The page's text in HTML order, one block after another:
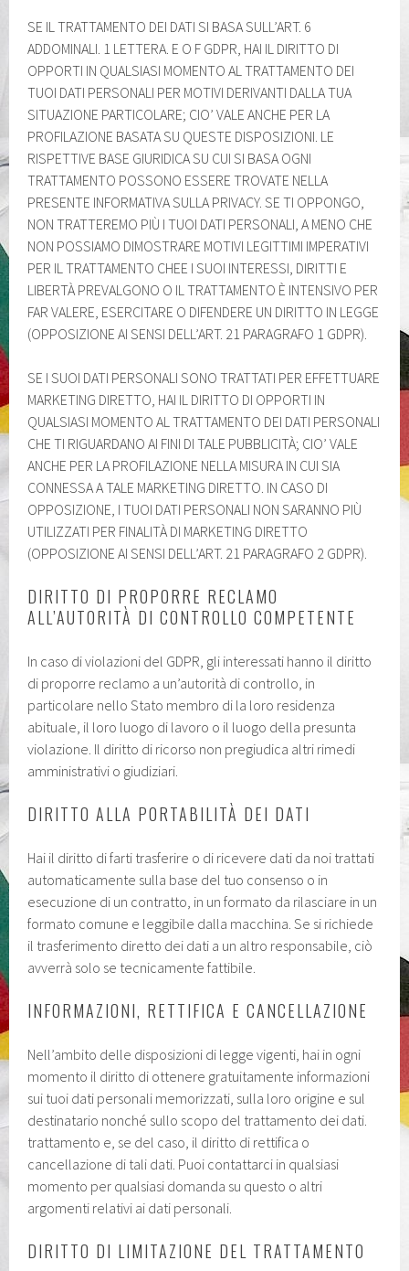
SE IL TRATTAMENTO DEI DATI SI BASA SULL’ART. 6
ADDOMINALI. 1 LETTERA. E O F GDPR, HAI IL DIRITTO DI
OPPORTI IN QUALSIASI MOMENTO AL TRATTAMENTO DEI
TUOI DATI PERSONALI PER MOTIVI DERIVANTI DALLA TUA
SITUAZIONE PARTICOLARE; CIO’ VALE ANCHE PER LA
PROFILAZIONE BASATA SU QUESTE DISPOSIZIONI. LE
RISPETTIVE BASE GIURIDICA SU CUI SI BASA OGNI
TRATTAMENTO POSSONO ESSERE TROVATE NELLA
PRESENTE INFORMATIVA SULLA PRIVACY. SE TI OPPONGO,
NON TRATTEREMO PIÙ I TUOI DATI PERSONALI, A MENO CHE
NON POSSIAMO DIMOSTRARE MOTIVI LEGITTIMI IMPERATIVI
PER IL TRATTAMENTO CHEE I SUOI ​​INTERESSI, DIRITTI E
LIBERTÀ PREVALGONO O IL TRATTAMENTO È INTENSIVO PER
FAR VALERE, ESERCITARE O DIFENDERE UN DIRITTO IN LEGGE
(OPPOSIZIONE AI SENSI DELL’ART. 21 PARAGRAFO 1 GDPR).
SE I SUOI ​​DATI PERSONALI SONO TRATTATI PER EFFETTUARE
MARKETING DIRETTO, HAI IL DIRITTO DI OPPORTI IN
QUALSIASI MOMENTO AL TRATTAMENTO DEI DATI PERSONALI
CHE TI RIGUARDANO AI FINI DI TALE PUBBLICITÀ; CIO’ VALE
ANCHE PER LA PROFILAZIONE NELLA MISURA IN CUI SIA
CONNESSA A TALE MARKETING DIRETTO. IN CASO DI
OPPOSIZIONE, I TUOI DATI PERSONALI NON SARANNO PIÙ
UTILIZZATI PER FINALITÀ DI MARKETING DIRETTO
(OPPOSIZIONE AI SENSI DELL’ART. 21 PARAGRAFO 2 GDPR).
DIRITTO DI PROPORRE RECLAMO
ALL’AUTORITÀ DI CONTROLLO COMPETENTE
In caso di violazioni del GDPR, gli interessati hanno il diritto
di proporre reclamo a un’autorità di controllo, in
particolare nello Stato membro di la loro residenza
abituale, il loro luogo di lavoro o il luogo della presunta
violazione. Il diritto di ricorso non pregiudica altri rimedi
amministrativi o giudiziari.
DIRITTO ALLA PORTABILITÀ DEI DATI
Hai il diritto di farti trasferire o di ricevere dati da noi trattati
automaticamente sulla base del tuo consenso o in
esecuzione di un contratto, in un formato da rilasciare in un
formato comune e leggibile dalla macchina. Se si richiede
il trasferimento diretto dei dati a un altro responsabile, ciò
avverrà solo se tecnicamente fattibile.
INFORMAZIONI, RETTIFICA E CANCELLAZIONE
Nell’ambito delle disposizioni di legge vigenti, hai in ogni
momento il diritto di ottenere gratuitamente informazioni
sui tuoi dati personali memorizzati, sulla loro origine e sul
destinatario nonché sullo scopo del trattamento dei dati.
trattamento e, se del caso, il diritto di rettifica o
cancellazione di tali dati. Puoi contattarci in qualsiasi
momento per qualsiasi domanda su questo o altri
argomenti relativi ai dati personali.
DIRITTO DI LIMITAZIONE DEL TRATTAMENTO